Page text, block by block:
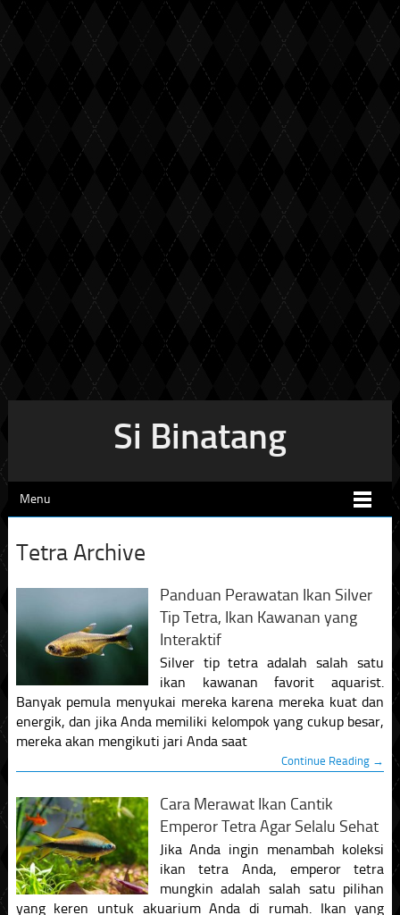
Si Binatang
Menu
Tetra Archive
Panduan Perawatan Ikan Silver
Tip Tetra, Ikan Kawanan yang
Interaktif
Silver tip tetra adalah salah satu
ikan kawanan favorit aquarist.
Banyak pemula menyukai mereka karena mereka kuat dan
energik, dan jika Anda memiliki kelompok yang cukup besar,
mereka akan mengikuti jari Anda saat
Continue Reading →
Cara Merawat Ikan Cantik
Emperor Tetra Agar Selalu Sehat
Jika Anda ingin menambah koleksi
ikan tetra Anda, emperor tetra
mungkin adalah salah satu pilihan
yang keren untuk akuarium Anda di rumah. Ikan yang